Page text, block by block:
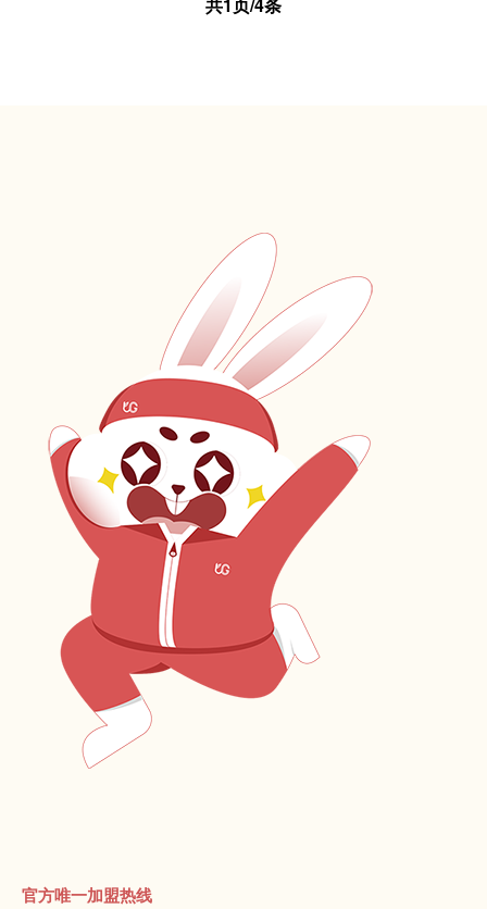
共1页/4条
官方唯一加盟热线